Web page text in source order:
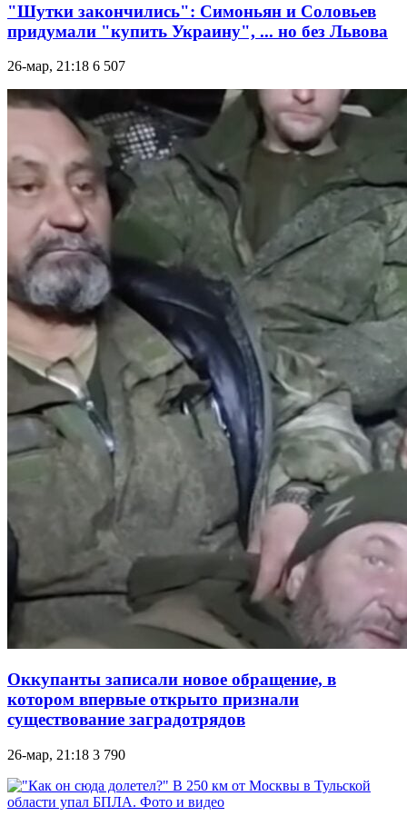
"Шутки закончились": Симоньян и Соловьев
придумали "купить Украину", ... но без Львова
26-мар, 21:18 6 507
Оккупанты записали новое обращение, в
котором впервые открыто признали
существование заградотрядов
26-мар, 21:18 3 790